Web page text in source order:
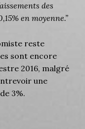
des
en moyenne.”
reste
sont encore
2016, malgré
une
3%.